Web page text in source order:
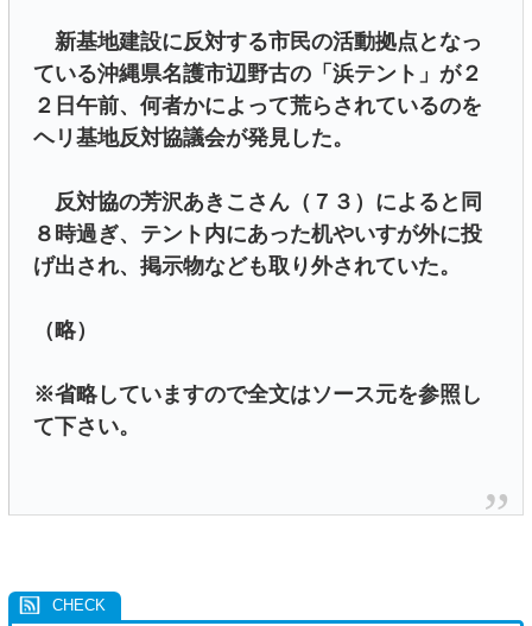
新基地建設に反対する市民の活動拠点となっ
ている沖縄県名護市辺野古の「浜テント」が２
２日午前、何者かによって荒らされているのを
ヘリ基地反対協議会が発見した。
反対協の芳沢あきこさん（７３）によると同
８時過ぎ、テント内にあった机やいすが外に投
げ出され、掲示物なども取り外されていた。
（略）
※省略していますので全文はソース元を参照し
て下さい。